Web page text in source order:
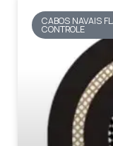
CABOS NAVAIS
CONTROLE